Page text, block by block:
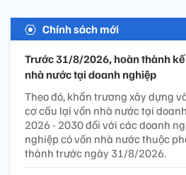
Chính sách mới
Trước 31/8/2026, hoàn thành
nhà nước tại doanh nghiệp
Theo đó, khẩn trương xây dựng
cơ cấu lại vốn nhà nước tại
2026 - 2030 đối với các doanh
nghiệp có vốn nhà nước thuộc
thành trước ngày 31/8/2026.